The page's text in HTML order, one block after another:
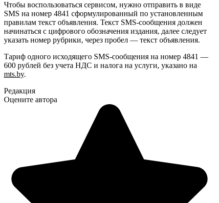
Чтобы воспользоваться сервисом, нужно отправить в виде
SMS на номер 4841 сформулированный по установленным
правилам текст объявления. Текст SMS-сообщения должен
начинаться с цифрового обозначения издания, далее следует
указать номер рубрики, через пробел — текст объявления.
Тариф одного исходящего SMS-сообщения на номер 4841 —
600 рублей без учета НДС и налога на услуги, указано на
mts.by.
Редакция
Оцените автора